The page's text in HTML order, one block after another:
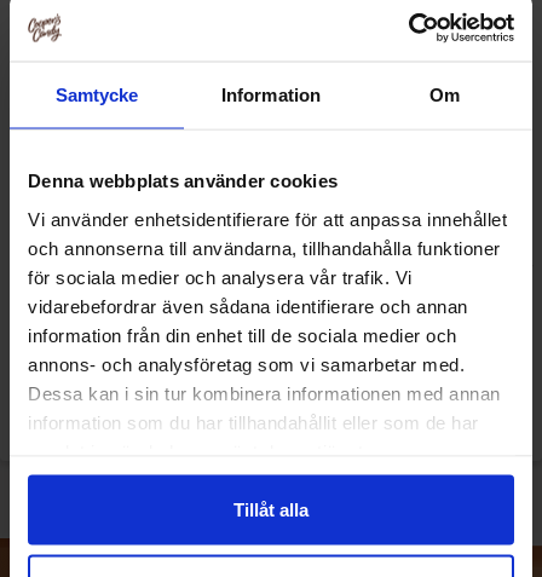
Samtycke Information Om
Denna webbplats använder cookies
Vi använder enhetsidentifierare för att anpassa innehållet
och annonserna till användarna, tillhandahålla funktioner
för sociala medier och analysera vår trafik. Vi
vidarebefordrar även sådana identifierare och annan
information från din enhet till de sociala medier och
annons- och analysföretag som vi samarbetar med.
Dessa kan i sin tur kombinera informationen med annan
information som du har tillhandahållit eller som de har
Tillåt alla
Swedish Liquid Candy Fizzy
Svampar 325g
32.90 kr
Swedish Liquid Candy Hockey
Pulver 325g
32.90 kr